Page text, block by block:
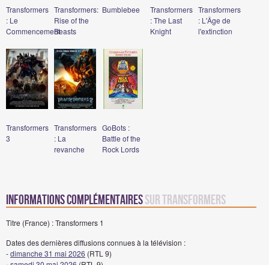
Transformers
: Le
Commencement
Transformers:
Rise of the
Beasts
Bumblebee
Transformers
: The Last
Knight
Transformers
: L'Âge de
l'extinction
Transformers
3
Transformers
: La
revanche
GoBots :
Battle of the
Rock Lords
Informations complémentairessur Transformers
Titre (France) : Transformers 1
Dates des dernières diffusions connues à la télévision :
-dimanche 31 mai 2026 (RTL 9)